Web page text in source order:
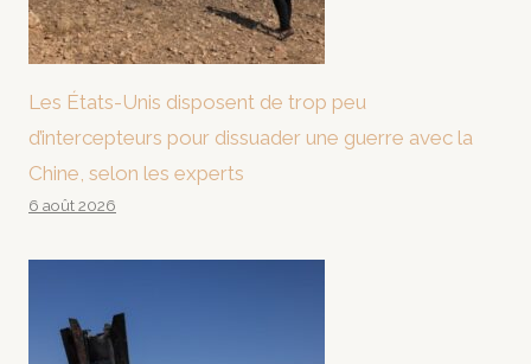
Les États-Unis disposent de trop peu
d’intercepteurs pour dissuader une guerre avec la
Chine, selon les experts
6 août 2026